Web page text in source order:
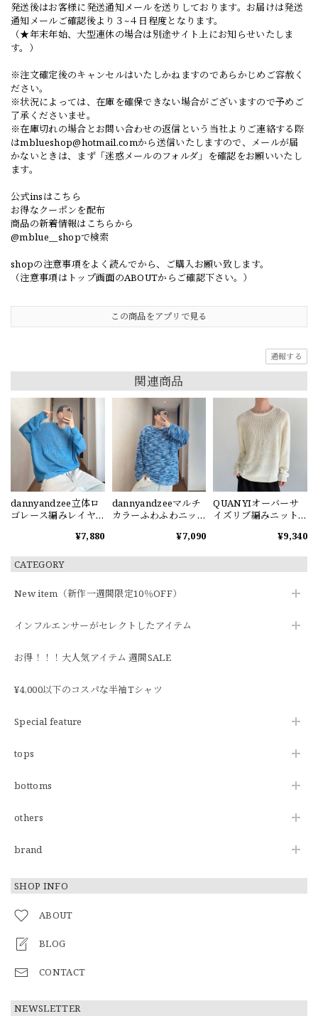
CATEGORY
New item（新作一週間限定10％OFF）
インフルエンサーがセレクトしたアイテム
お得！！！大人気アイテム 週間SALE
¥4,000以下のコスパな半袖Tシャツ
Special feature
tops
bottoms
others
brand
SHOP INFO
ABOUT
BLOG
CONTACT
NEWSLETTER
発送後はお客様に発送通知メールを送りしております。お届けは発送
通知メールご確認後より３~４日程度となります。
（★年末年始、大型連休の場合は別途サイト上にお知らせいたしま
す。）
※注文確定後のキャンセルはいたしかねますのであらかじめご容赦く
ださい。
※状況によっては、在庫を確保できない場合がございますので予めご
了承くださいませ。
※在庫切れの場合とお問い合わせの返信という当社よりご連絡する際
はmblueshop@hotmail.comから送信いたしますので、メールが届
かないときは、まず「迷惑メールのフォルダ」を確認をお願いいたし
ます。
公式insはこちら
お得なクーポンを配布
商品の新着情報はこちらから
@mblue__shopで検索
shopの注意事項をよく読んでから、ご購入お願い致します。
（注意事項はトップ画面のABOUTからご確認下さい。）
この商品をアプリで見る
通報する
関連商品
dannyandzee立体ロ
ゴレース編みレイヤ
¥7,880
dannyandzeeマルチ
カラーふわふわニッ
¥7,090
QUANYIオーバーサ
イズリブ編みニット
¥9,340